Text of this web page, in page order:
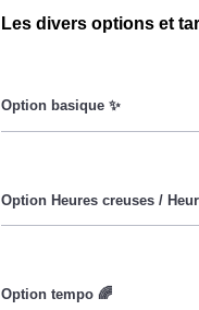
Les divers options et